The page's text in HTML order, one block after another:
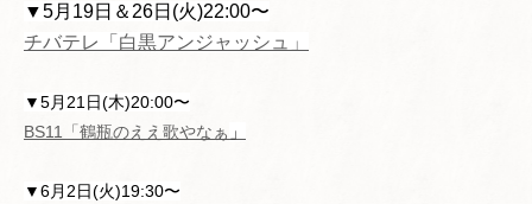
▼5月19日＆26日(火)22:00〜
チバテレ「白黒アンジャッシュ」
▼5月21日(木)20:00〜
BS11「鶴瓶のええ歌やなぁ 」
▼6月2日(火)19:30〜